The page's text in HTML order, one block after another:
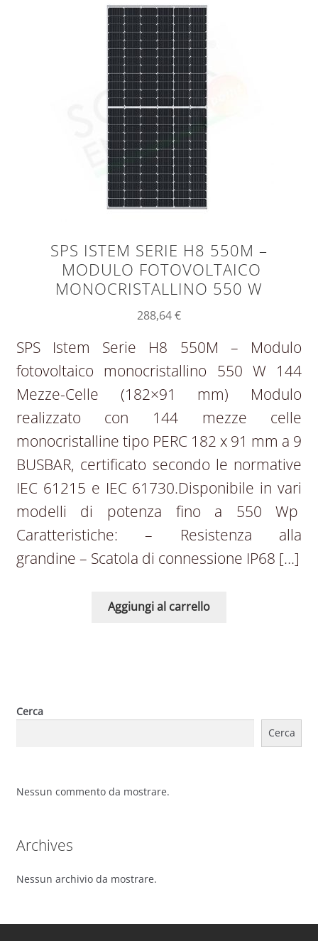
SPS ISTEM SERIE H8 550M –
MODULO FOTOVOLTAICO
MONOCRISTALLINO 550 W
288,64€
SPS Istem Serie H8 550M – Modulo
fotovoltaico monocristallino 550 W 144
Mezze-Celle (182×91 mm) Modulo
realizzato con 144 mezze celle
monocristalline tipo PERC 182 x 91 mm a 9
BUSBAR, certificato secondo le normative
IEC 61215 e IEC 61730.Disponibile in vari
modelli di potenza fino a 550 Wp
Caratteristiche: – Resistenza alla
grandine – Scatola di connessione IP68 […]
Aggiungi al carrello
Cerca
Cerca
Nessun commento da mostrare.
Archives
Nessun archivio da mostrare.